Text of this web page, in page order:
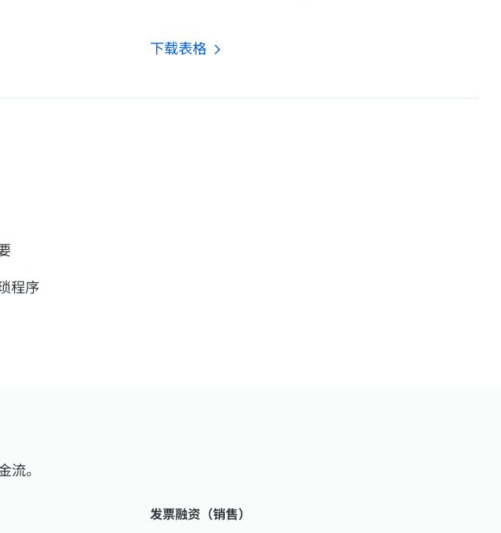
下载表格
程序
。
发票融资（销售）